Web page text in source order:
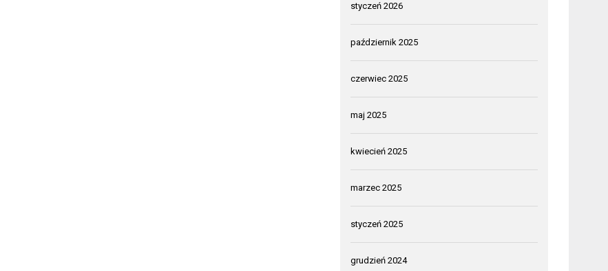
styczeń 2026
październik 2025
czerwiec 2025
maj 2025
kwiecień 2025
marzec 2025
styczeń 2025
grudzień 2024